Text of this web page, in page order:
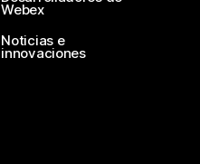
Webex
Noticias e
innovaciones